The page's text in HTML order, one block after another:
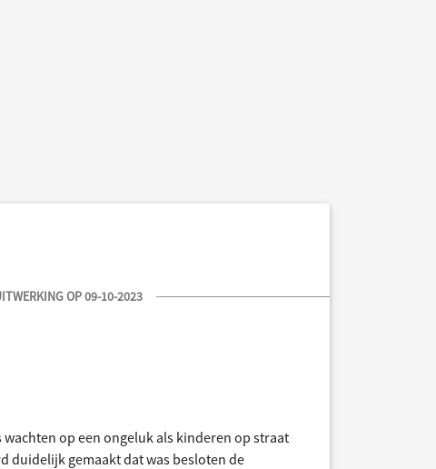
OP 09-10-2023
op een ongeluk als kinderen op straat
duidelijk gemaakt dat was besloten de